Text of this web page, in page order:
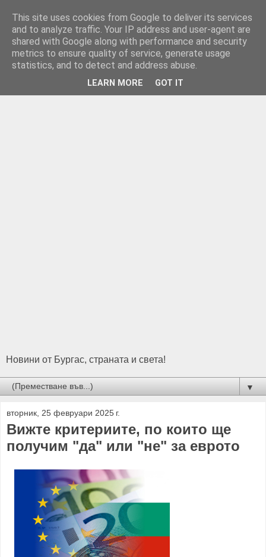
Новини от Бургас, страната и света!
▼
вторник, 25 февруари 2025 г.
Вижте критериите, по които ще
получим "да" или "не" за еврото
This site uses cookies from Google to deliver its services
and to analyze traffic. Your IP address and user-agent are
shared with Google along with performance and security
metrics to ensure quality of service, generate usage
statistics, and to detect and address abuse.
LEARN MORE GOT IT